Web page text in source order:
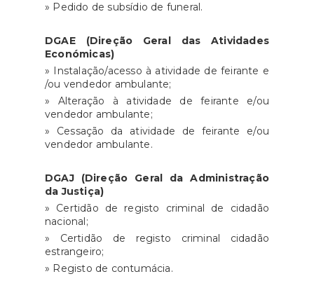
» Pedido de subsídio de funeral.
DGAE (Direção Geral das Atividades
Económicas)
» Instalação/acesso à atividade de feirante e
/ou vendedor ambulante;
» Alteração à atividade de feirante e/ou
vendedor ambulante;
» Cessação da atividade de feirante e/ou
vendedor ambulante.
DGAJ (Direção Geral da Administração
da Justiça)
» Certidão de registo criminal de cidadão
nacional;
» Certidão de registo criminal cidadão
estrangeiro;
» Registo de contumácia.